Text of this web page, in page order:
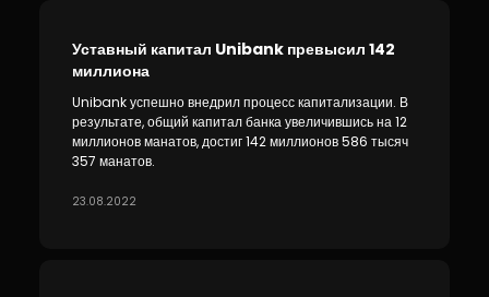
Уставный капитал Unibank превысил 142
миллиона
Unibank успешно внедрил процесс капитализации. В
результате, общий капитал банка увеличившись на 12
миллионов манатов, достиг 142 миллионов 586 тысяч
357 манатов.
23.08.2022